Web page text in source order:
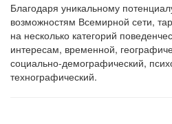
Благодаря уникальному
возможностям Всемирной сети,
на несколько категорий
интересам, временной,
социально-демографический,
технографический.